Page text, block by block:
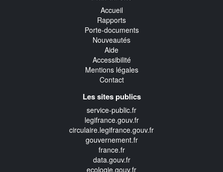
Accueil
Rapports
Porte-documents
Nouveautés
Aide
Accessibilité
Mentions légales
Contact
Les sites publics
service-public.fr
legifrance.gouv.fr
circulaire.legifrance.gouv.fr
gouvernement.fr
france.fr
data.gouv.fr
ecologie.gouv.fr